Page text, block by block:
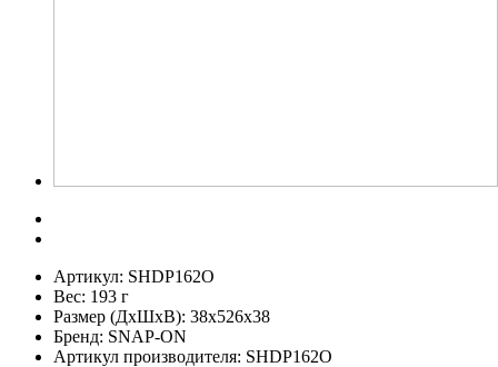
Артикул: SHDP162O
Вес: 193 г
Размер (ДхШхВ): 38x526x38
Бренд: SNAP-ON
Артикул производителя: SHDP162O